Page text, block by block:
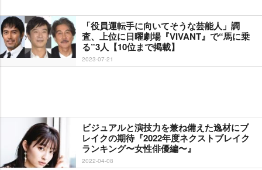
「役員運転手に向いてそうな芸能人」調
査、上位に日曜劇場『VIVANT』で“馬に乗
る”3人【10位まで掲載】
2023-07-21
ビジュアルと演技力を兼ね備えた逸材にブ
レイクの期待『2022年度ネクストブレイク
ランキング〜女性俳優編〜』
2022-04-08